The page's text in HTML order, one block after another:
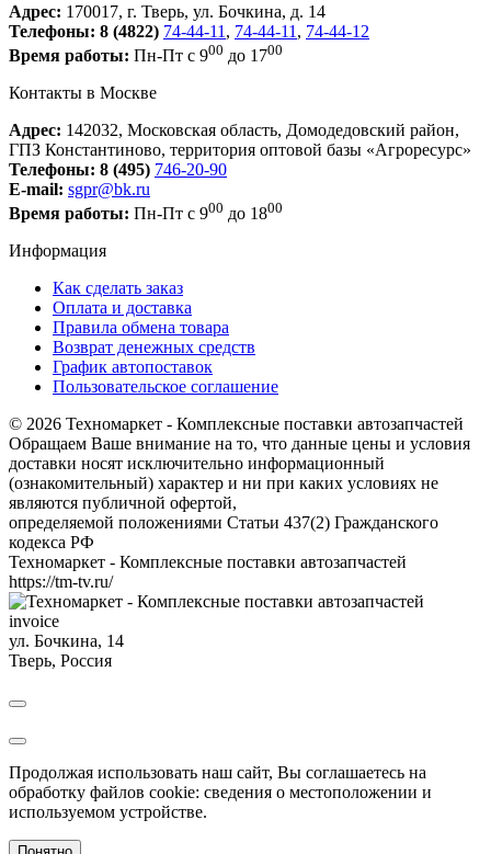
Адрес: 170017, г. Тверь, ул. Бочкина, д. 14
Телефоны: 8 (4822) 74-44-11 , 74-44-11 , 74-44-12
Время работы: Пн-Пт с 900 до 1700
Контакты в Москве
Адрес: 142032, Московская область, Домодедовский район,
ГПЗ Константиново, территория оптовой базы «Агроресурс»
Телефоны: 8 (495) 746-20-90
E-mail: sgpr@bk.ru
Время работы: Пн-Пт с 900 до 1800
Информация
Как сделать заказ
Оплата и доставка
Правила обмена товара
Возврат денежных средств
График автопоставок
Пользовательское соглашение
© 2026 Техномаркет - Комплексные поставки автозапчастей
Обращаем Ваше внимание на то, что данные цены и условия
доставки носят исключительно информационный
(ознакомительный) характер и ни при каких условиях не
являются публичной офертой,
определяемой положениями Статьи 437(2) Гражданского
кодекса РФ
Техномаркет - Комплексные поставки автозапчастей
https://tm-tv.ru/
invoice
ул. Бочкина, 14
Тверь, Россия
Продолжая использовать наш сайт, Вы соглашаетесь на
обработку файлов cookie: сведения о местоположении и
используемом устройстве.